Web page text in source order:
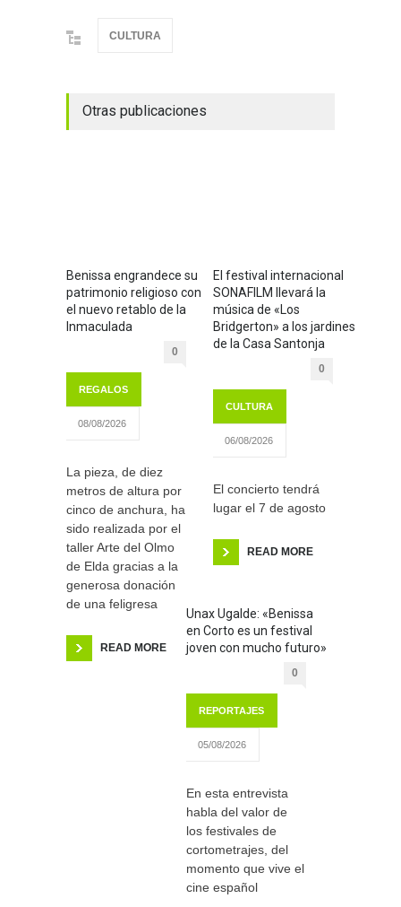
CULTURA
Otras publicaciones
Benissa engrandece su
patrimonio religioso con
el nuevo retablo de la
Inmaculada
0
REGALOS
08/08/2026
La pieza, de diez
metros de altura por
cinco de anchura, ha
sido realizada por el
taller Arte del Olmo
de Elda gracias a la
generosa donación
de una feligresa
READ MORE
El festival internacional
SONAFILM llevará la
música de «Los
Bridgerton» a los jardines
de la Casa Santonja
0
CULTURA
06/08/2026
El concierto tendrá
lugar el 7 de agosto
READ MORE
Unax Ugalde: «Benissa
en Corto es un festival
joven con mucho futuro»
0
REPORTAJES
05/08/2026
En esta entrevista
habla del valor de
los festivales de
cortometrajes, del
momento que vive el
cine español